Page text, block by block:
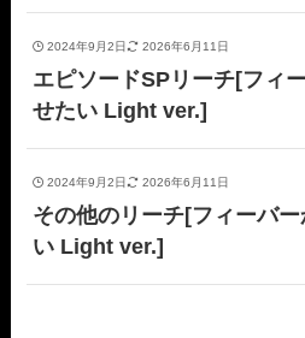
2024年9月2日 2026年6月11日
エピソードSPリーチ[フィ
せたい Light ver.]
2024年9月2日 2026年6月11日
その他のリーチ[フィーバ
い Light ver.]